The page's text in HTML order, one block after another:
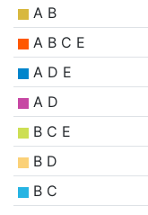
A B
A B C E
A D E
A D
B C E
B D
B C